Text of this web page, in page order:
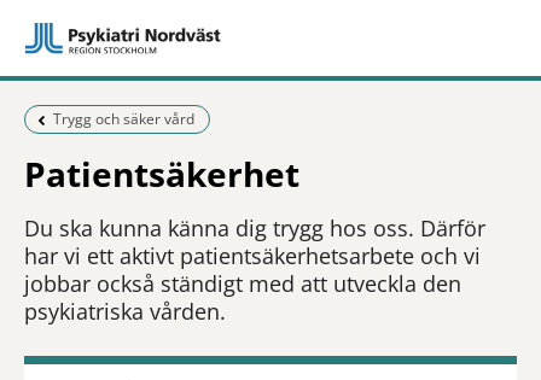
Föregående sida:
Trygg och säker vård
Patientsäkerhet
Du ska kunna känna dig trygg hos oss. Därför
har vi ett aktivt patientsäkerhetsarbete och vi
jobbar också ständigt med att utveckla den
psykiatriska vården.